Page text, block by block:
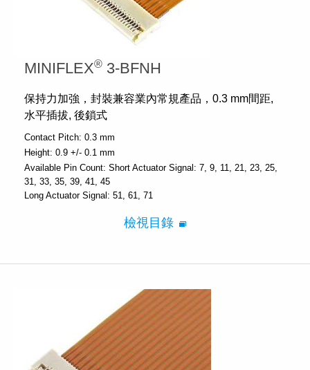
MINIFLEX® 3-BFNH
保持力加強，封裝兼容業內常規產品，0.3 mm間距,
水平插拔, 後鎖式
Contact Pitch: 0.3 mm
Height: 0.9 +/- 0.1 mm
Available Pin Count: Short Actuator Signal: 7, 9, 11, 21, 23, 25,
31, 33, 35, 39, 41, 45
Long Actuator Signal: 51, 61, 71
檢視目錄